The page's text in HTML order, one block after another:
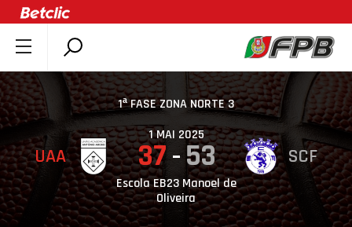
SOBRE A FPB
DOCUMENTOS
ÚLTIMAS
COMPETIÇÕES
ASSOCIAÇÕES
CLUBES
1ª FASE ZONA NORTE 3
1 MAI 2025
UAA 37 53 SCF
Escola EB23 Manoel de
Oliveira